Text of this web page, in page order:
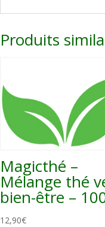
Produits
Magicthé –
Mélange thé
bien-être –
12,90€